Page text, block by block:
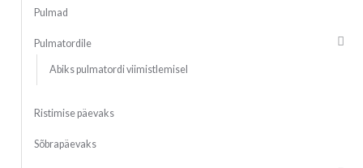
Pulmad
Pulmatordile
Abiks pulmatordi viimistlemisel
Ristimise päevaks
Sõbrapäevaks